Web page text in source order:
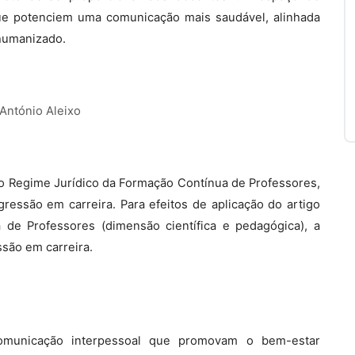
potenciem uma comunicação mais saudável, alinhada
Aleixo
Jurídico da Formação Contínua de Professores,
em carreira. Para efeitos de aplicação do artigo
Professores (dimensão científica e pedagógica), a
em carreira.
interpessoal que promovam o bem-estar